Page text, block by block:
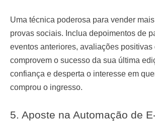
Uma técnica poderosa para vender
provas sociais. Inclua depoimentos de
eventos anteriores, avaliações positivas
comprovem o sucesso da sua última
confiança e desperta o interesse em
comprou o ingresso.
5. Aposte na Automação de